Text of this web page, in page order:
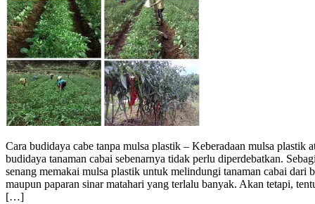
Cara budidaya cabe tanpa mulsa plastik – Keberadaan mulsa plastik
budidaya tanaman cabai sebenarnya tidak perlu diperdebatkan.
senang memakai mulsa plastik untuk melindungi tanaman cabai dari
maupun paparan sinar matahari yang terlalu banyak. Akan tetapi,
[…]